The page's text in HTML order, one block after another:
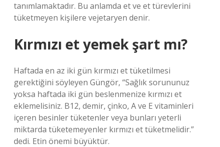
tanımlamaktadır. Bu anlamda et ve et türevlerini
tüketmeyen kişilere vejetaryen denir.
Kırmızı et yemek şart mı?
Haftada en az iki gün kırmızı et tüketilmesi
gerektiğini söyleyen Güngör, “Sağlık sorununuz
yoksa haftada iki gün beslenmenize kırmızı et
eklemelisiniz. B12, demir, çinko, A ve E vitaminleri
içeren besinler tüketenler veya bunları yeterli
miktarda tüketemeyenler kırmızı et tüketmelidir.”
dedi. Etin önemi büyüktür.